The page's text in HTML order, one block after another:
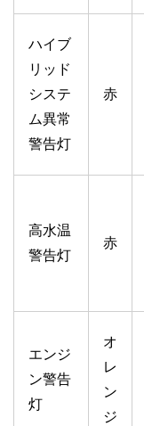
ハイブ
リッド
システ
ム異常
警告灯
赤
高水温
警告灯
赤
エンジ
ン警告
灯
オ
レ
ン
ジ